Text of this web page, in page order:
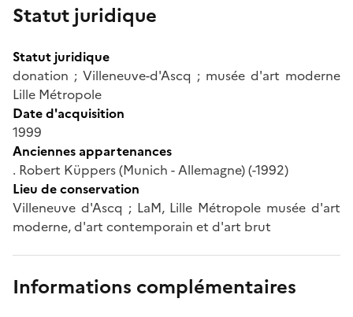
Statut juridique
Statut juridique
donation ; Villeneuve-d'Ascq ; musée d'art moderne
Lille Métropole
Date d'acquisition
1999
Anciennes appartenances
. Robert Küppers (Munich - Allemagne) (-1992)
Lieu de conservation
Villeneuve d'Ascq ; LaM, Lille Métropole musée d'art
moderne, d'art contemporain et d'art brut
Informations complémentaires